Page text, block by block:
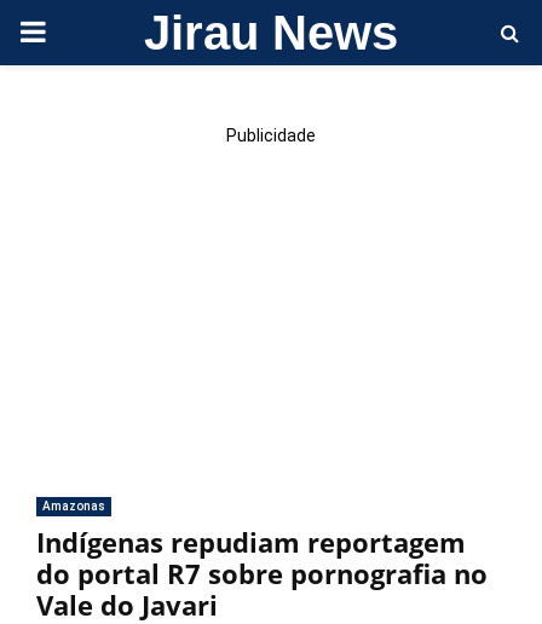
PRIMARY Jirau News
Publicidade
Amazonas
Indígenas repudiam reportagem
do portal R7 sobre pornografia no
Vale do Javari